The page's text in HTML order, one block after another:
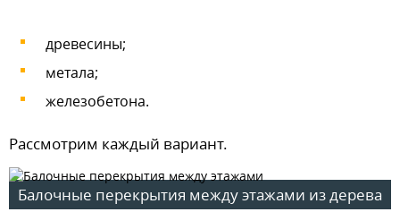
древесины;
метала;
железобетона.
Рассмотрим каждый вариант.
Балочные перекрытия между этажами из дерева